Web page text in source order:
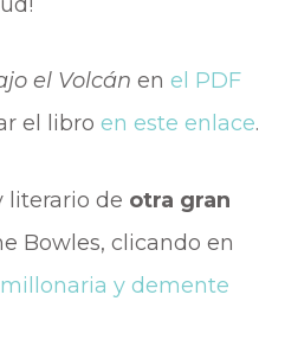
el Volcán en el PDF
el libro en este enlace.
literario de otra gran
Bowles, clicando en
y demente